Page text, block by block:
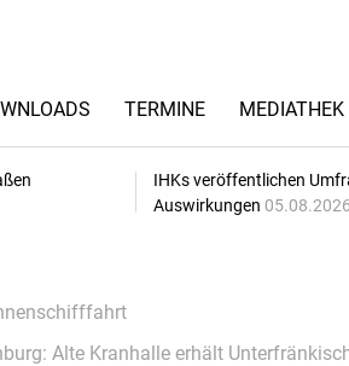
TERMINE MEDIATHEK
IHKs veröffentlichen
Auswirkungen
Alte Kranhalle erhält